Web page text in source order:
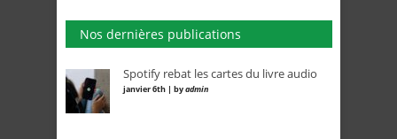
Nos dernières publications
Spotify rebat les cartes du livre audio
janvier 6th | byadmin